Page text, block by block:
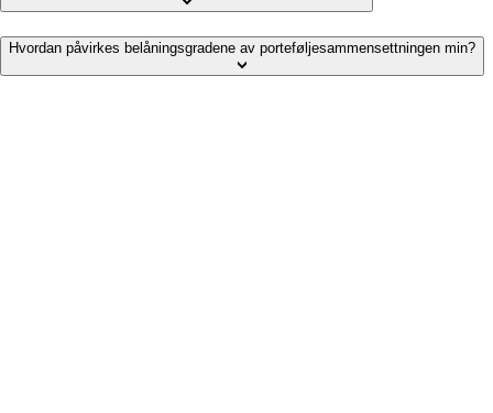
Hvordan påvirkes belåningsgradene av porteføljesammensettningen min?